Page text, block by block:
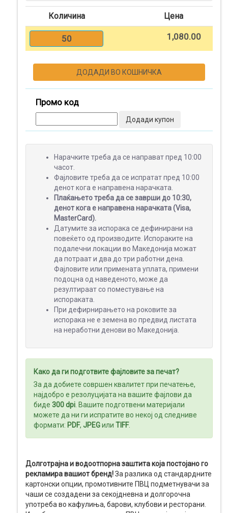
ПОНУДИ
ПОДАРОЦИ
МАЛ
ПРОМОТИВНИ
МАТЕРИЈАЛИ
Количина Цена
50 1,080.00
ДОДАДИ ВО КОШНИЧКА
Промо код
Додади купон
Нарачките треба да се направат пред 10:00
часот.
Фајловите треба да се испратат пред 10:00
денот кога е направена нарачката.
Плаќањето треба да се заврши до 10:30,
денот кога е направена нарачката (Visa,
MasterCard).
Датумите за испорака се дефинирани на
повеќето од производите. Испораките на
подалечни локации во Македонија можат
да потраат и два до три работни дена.
Фајловите или примената уплата, примени
подоцна од наведеното, може да
резултираат со поместување на
испораката.
При дефирнирањето на роковите за
испорака не е земена во предвид листата
на неработни денови во Македонија.
Како да ги подготвите фајловите за печат?
За да добиете совршен квалитет при печатење,
најдобро е резолуцијата на вашите фајлови да
биде 300 dpi . Вашите подготвени материјали
можете да ни ги испратите во некој од следниве
формати: PDF, JPEGили TIFF.
Долготрајна и водоотпорна заштита која постојано го
рекламира вашиот бренд!За разлика од стандардните
картонски опции, промотивните ПВЦ подметнувачи за
чаши се создадени за секојдневна и долгорочна
употреба во кафулиња, барови, клубови и ресторани.